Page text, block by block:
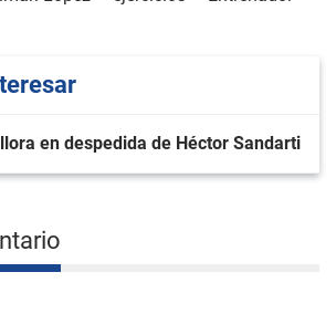
en despedida de Héctor Sandarti